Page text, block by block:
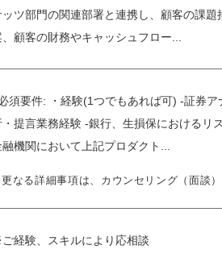
ッツ部門の関連部署と連携し、顧客の課
顧客の財務やキャッシュフロー...
須要件: ・経験(1つでもあれば可) -証券
・提言業務経験 -銀行、生損保におけるリ
機関において上記プロダクト...
なる詳細事項は、カウンセリング（面談）
経験、スキルにより応相談